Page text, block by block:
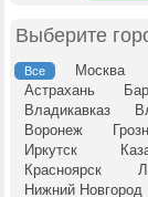
Выберите
Все Москва
Астрахань
Владикавказ
Воронеж
Иркутск
Красноярск
Нижний Новгород